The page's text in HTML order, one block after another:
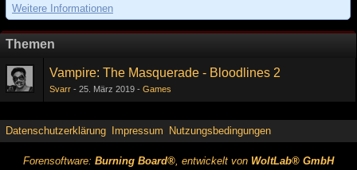
Weitere Informationen
Themen
Vampire: The Masquerade - Bloodlines 2
Svarr 25. März 2019 Games
Datenschutzerklärung Impressum Nutzungsbedingungen
Forensoftware: Burning Board®, entwickelt von WoltLab® GmbH